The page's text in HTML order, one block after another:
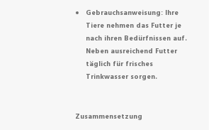
Gebrauchsanweisung: Ihre
Tiere nehmen das Futter je
nach ihren Bedürfnissen auf.
Neben ausreichend Futter
täglich für frisches
Trinkwasser sorgen.
Zusammensetzung